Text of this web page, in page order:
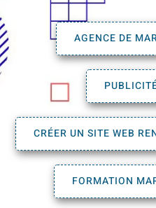
AGENCE DE
CRÉER UN SITE WEB
FORMATION